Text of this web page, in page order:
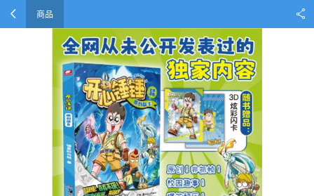
商品